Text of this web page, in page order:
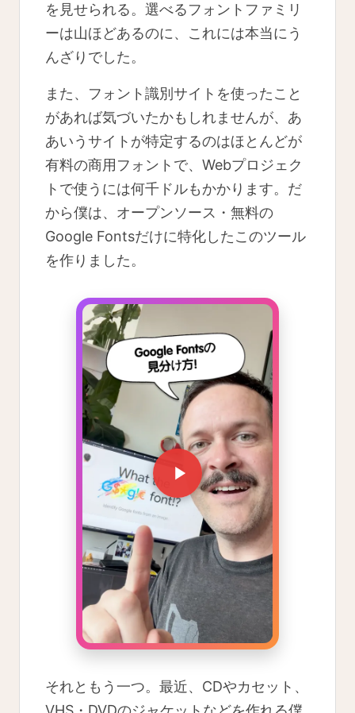
を見せられる。選べるフォントファミリ
ーは山ほどあるのに、これには本当にう
んざりでした。
また、フォント識別サイトを使ったこと
があれば気づいたかもしれませんが、あ
あいうサイトが特定するのはほとんどが
有料の商用フォントで、Webプロジェク
トで使うには何千ドルもかかります。だ
から僕は、オープンソース・無料の
Google Fontsだけに特化したこのツール
を作りました。
それともう一つ。最近、CDやカセット、